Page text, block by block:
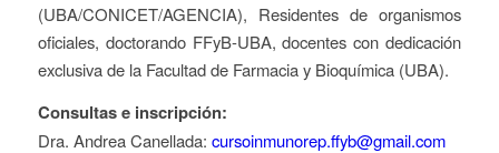
(UBA/CONICET/AGENCIA), Residentes de organismos
oficiales, doctorando FFyB-UBA, docentes con dedicación
exclusiva de la Facultad de Farmacia y Bioquímica (UBA).
Consultas e inscripción:
Dra. Andrea Canellada: cursoinmunorep.ffyb@gmail.com